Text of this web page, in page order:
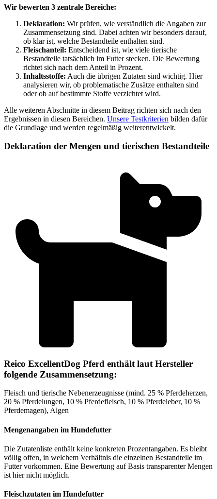
Wir bewerten 3 zentrale Bereiche:
Deklaration: Wir prüfen, wie verständlich die Angaben zur
Zusammensetzung sind. Dabei achten wir besonders darauf,
ob klar ist, welche Bestandteile enthalten sind.
Fleischanteil: Entscheidend ist, wie viele tierische
Bestandteile tatsächlich im Futter stecken. Die Bewertung
richtet sich nach dem Anteil in Prozent.
Inhaltsstoffe: Auch die übrigen Zutaten sind wichtig. Hier
analysieren wir, ob problematische Zusätze enthalten sind
oder ob auf bestimmte Stoffe verzichtet wird.
Alle weiteren Abschnitte in diesem Beitrag richten sich nach den
Ergebnissen in diesen Bereichen. Unsere Testkriterien bilden dafür
die Grundlage und werden regelmäßig weiterentwickelt.
Deklaration der Mengen und tierischen Bestandteile
Reico ExcellentDog Pferd enthält laut Hersteller
folgende Zusammensetzung:
Fleisch und tierische Nebenerzeugnisse (mind. 25 % Pferdeherzen,
20 % Pferdelungen, 10 % Pferdefleisch, 10 % Pferdeleber, 10 %
Pferdemagen), Algen
Mengenangaben im Hundefutter
Die Zutatenliste enthält keine konkreten Prozentangaben. Es bleibt
völlig offen, in welchem Verhältnis die einzelnen Bestandteile im
Futter vorkommen. Eine Bewertung auf Basis transparenter Mengen
ist hier nicht möglich.
Fleischzutaten im Hundefutter